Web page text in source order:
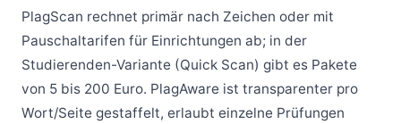
PlagScan rechnet primär nach Zeichen oder mit
Pauschaltarifen für Einrichtungen ab; in der
Studierenden-Variante (Quick Scan) gibt es Pakete
von 5 bis 200 Euro. PlagAware ist transparenter pro
Wort/Seite gestaffelt, erlaubt einzelne Prüfungen